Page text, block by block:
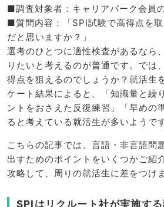
■調査対象者：キャリアパーク会員
■質問内容：「SPI試験で高得点を
だと思いますか？」
選考のひとつに適性検査があるなら
りたいと考えるのが普通です。では
得点を狙えるのでしょうか？就活生
ケート結果によると、「知識量と繰
ントをおさえた反復練習」「早めの
ると考えている就活生が多いようです
こちらの記事では、言語・非言語問
出すためのポイントをいくつかご紹
攻略して、周りの就活生に差をつけ
SPIはリクルート社が実施す